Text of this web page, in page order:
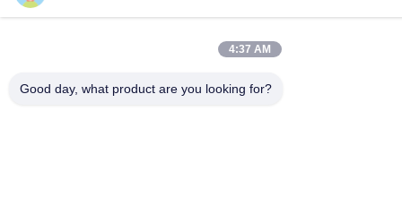
province du Guangdong, Chine.
4:37 AM
Good day, what product are you looking for?